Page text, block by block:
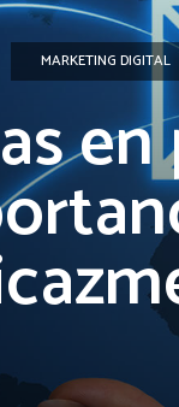
MARKETING DIGITAL